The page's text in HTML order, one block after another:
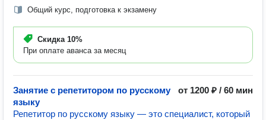
Общий курс, подготовка к экзамену
Скидка 10%
При оплате аванса за месяц
Занятие с репетитором по русскому
языку
от 1200 ₽ / 60 мин
Репетитор по русскому языку — это специалист, который